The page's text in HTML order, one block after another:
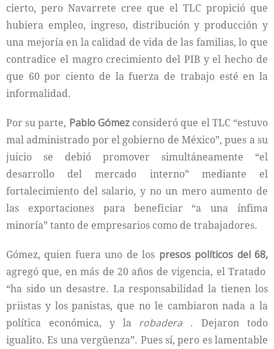
cierto, pero Navarrete cree que el TLC propició que
hubiera empleo, ingreso, distribución y producción y
una mejoría en la calidad de vida de las familias, lo que
contradice el magro crecimiento del PIB y el hecho de
que 60 por ciento de la fuerza de trabajo esté en la
informalidad.
Por su parte, Pablo Gómezconsideró que el TLC “estuvo
mal administrado por el gobierno de México”, pues a su
juicio se debió promover simultáneamente “el
desarrollo del mercado interno” mediante el
fortalecimiento del salario, y no un mero aumento de
las exportaciones para beneficiar “a una ínfima
minoría” tanto de empresarios como de trabajadores.
Gómez, quien fuera uno de los presos políticos del 68,
agregó que, en más de 20 años de vigencia, el Tratado
“ha sido un desastre. La responsabilidad la tienen los
priistas y los panistas, que no le cambiaron nada a la
política económica, y la robadera . Dejaron todo
igualito. Es una vergüenza”. Pues sí, pero es lamentable